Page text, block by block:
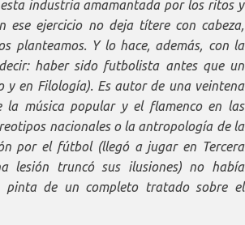
industria amamantada por los ritos y
ese ejercicio no deja títere con cabeza,
planteamos. Y lo hace, además, con la
haber sido futbolista antes que un
y en Filología). Es autor de una veintena
la música popular y el flamenco en las
nacionales o la antropología de la
por el fútbol (llegó a jugar en Tercera
lesión truncó sus ilusiones) no había
pinta de un completo tratado sobre el